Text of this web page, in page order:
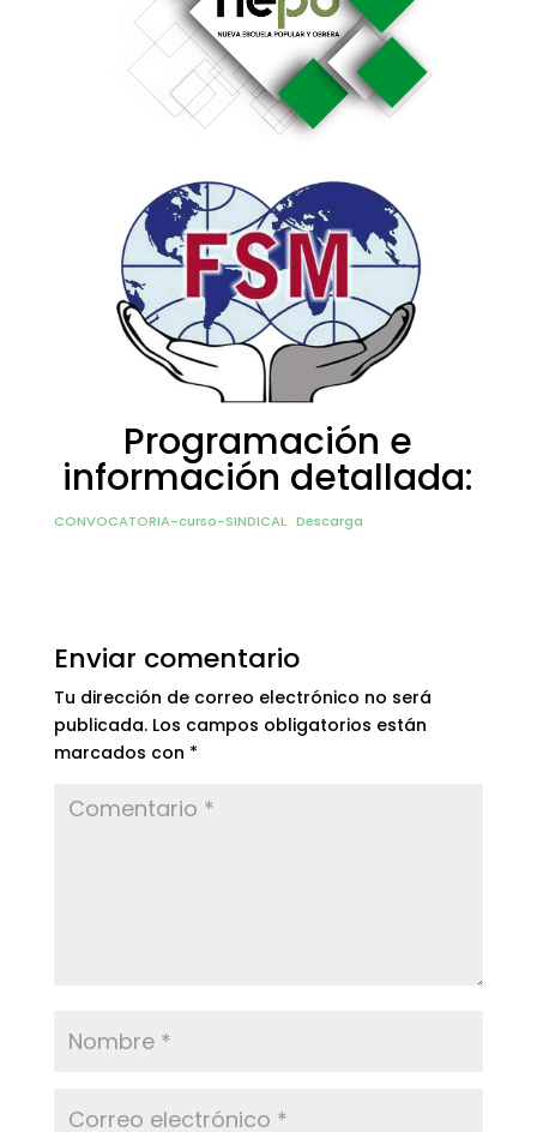
Programación e
información detallada:
CONVOCATORIA-curso-SINDICAL Descarga
Enviar comentario
Tu dirección de correo electrónico no será
publicada. Los campos obligatorios están
marcados con *